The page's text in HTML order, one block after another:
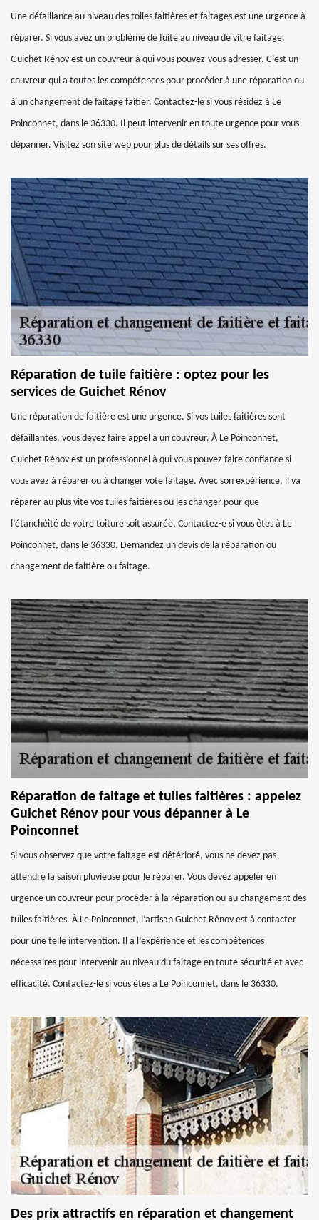
Une défaillance au niveau des toiles faitières et faitages est une urgence à
réparer. Si vous avez un problème de fuite au niveau de vitre faitage,
Guichet Rénov est un couvreur à qui vous pouvez-vous adresser. C’est un
couvreur qui a toutes les compétences pour procéder à une réparation ou
à un changement de faitage faitier. Contactez-le si vous résidez à Le
Poinconnet, dans le 36330. Il peut intervenir en toute urgence pour vous
dépanner. Visitez son site web pour plus de détails sur ses offres.
Réparation de tuile faitière : optez pour les
services de Guichet Rénov
Une réparation de faitière est une urgence. Si vos tuiles faitières sont
défaillantes, vous devez faire appel à un couvreur. À Le Poinconnet,
Guichet Rénov est un professionnel à qui vous pouvez faire confiance si
vous avez à réparer ou à changer vote faitage. Avec son expérience, il va
réparer au plus vite vos tuiles faitières ou les changer pour que
l’étanchéité de votre toiture soit assurée. Contactez-e si vous êtes à Le
Poinconnet, dans le 36330. Demandez un devis de la réparation ou
changement de faitière ou faitage.
Réparation de faitage et tuiles faitières : appelez
Guichet Rénov pour vous dépanner à Le
Poinconnet
Si vous observez que votre faitage est détérioré, vous ne devez pas
attendre la saison pluvieuse pour le réparer. Vous devez appeler en
urgence un couvreur pour procéder à la réparation ou au changement des
tuiles faitières. À Le Poinconnet, l’artisan Guichet Rénov est à contacter
pour une telle intervention. Il a l’expérience et les compétences
nécessaires pour intervenir au niveau du faitage en toute sécurité et avec
efficacité. Contactez-le si vous êtes à Le Poinconnet, dans le 36330.
Des prix attractifs en réparation et changement